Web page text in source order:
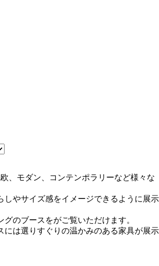
、モダン、コンテンポラリーなど様々な
しやサイズ感をイメージできるように展示
グのブースをがご覧いただけます。
には選りすぐりの温かみのある家具が展示